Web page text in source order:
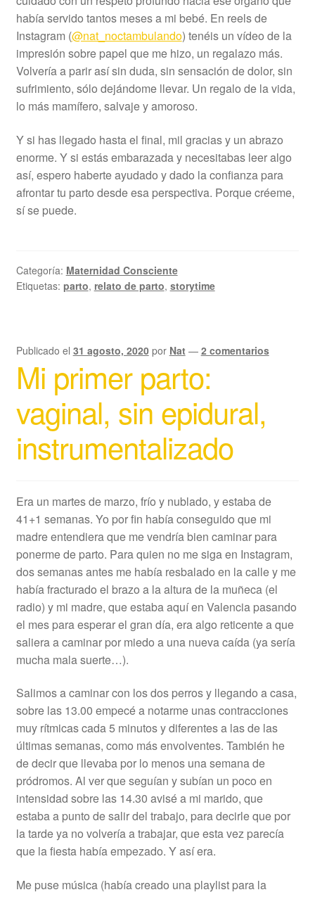
había servido tantos meses a mi bebé. En reels de
Instagram (@nat_noctambulando) tenéis un vídeo de la
impresión sobre papel que me hizo, un regalazo más.
Volvería a parir así sin duda, sin sensación de dolor, sin
sufrimiento, sólo dejándome llevar. Un regalo de la vida,
lo más mamífero, salvaje y amoroso.
Y si has llegado hasta el final, mil gracias y un abrazo
enorme. Y si estás embarazada y necesitabas leer algo
así, espero haberte ayudado y dado la confianza para
afrontar tu parto desde esa perspectiva. Porque créeme,
sí se puede.
Categoría: Maternidad Consciente
Etiquetas: parto, relato de parto, storytime
Publicado el 31 agosto, 2020 por Nat — 2 comentarios
Mi primer parto:
vaginal, sin epidural,
instrumentalizado
Era un martes de marzo, frío y nublado, y estaba de
41+1 semanas. Yo por fin había conseguido que mi
madre entendiera que me vendría bien caminar para
ponerme de parto. Para quien no me siga en Instagram,
dos semanas antes me había resbalado en la calle y me
había fracturado el brazo a la altura de la muñeca (el
radio) y mi madre, que estaba aquí en Valencia pasando
el mes para esperar el gran día, era algo reticente a que
saliera a caminar por miedo a una nueva caída (ya sería
mucha mala suerte…).
Salimos a caminar con los dos perros y llegando a casa,
sobre las 13.00 empecé a notarme unas contracciones
muy rítmicas cada 5 minutos y diferentes a las de las
últimas semanas, como más envolventes. También he
de decir que llevaba por lo menos una semana de
pródromos. Al ver que seguían y subían un poco en
intensidad sobre las 14.30 avisé a mi marido, que
estaba a punto de salir del trabajo, para decirle que por
la tarde ya no volvería a trabajar, que esta vez parecía
que la fiesta había empezado. Y así era.
Me puse música (había creado una playlist para la